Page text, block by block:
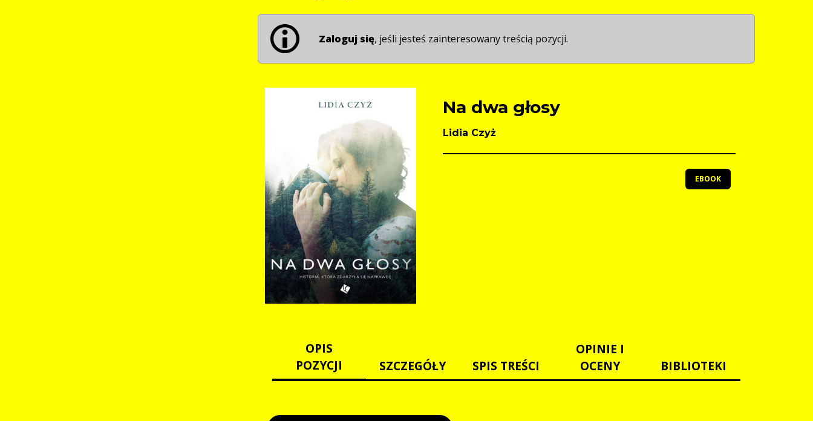
Zaloguj się, jeśli jesteś zainteresowany treścią pozycji.
Na dwa głosy
Lidia Czyż
EBOOK
OPIS
POZYCJI
SZCZEGÓŁY SPIS TREŚCI
OPINIE I
OCENY
BIBLIOTEKI